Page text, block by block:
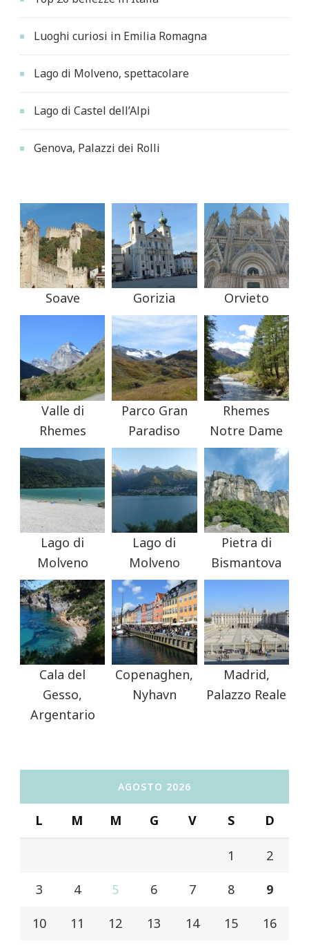
Luoghi curiosi in Emilia Romagna
Lago di Molveno, spettacolare
Lago di Castel dell’Alpi
Genova, Palazzi dei Rolli
Soave Gorizia Orvieto
Valle di
Rhemes
Parco Gran
Paradiso
Rhemes
Notre Dame
Lago di
Molveno
Lago di
Molveno
Pietra di
Bismantova
Cala del
Gesso,
Argentario
Copenaghen,
Nyhavn
Madrid,
Palazzo Reale
AGOSTO 2026
L M M G V S D
1 2
3 4 5 6 7 8 9
10 11 12 13 14 15 16